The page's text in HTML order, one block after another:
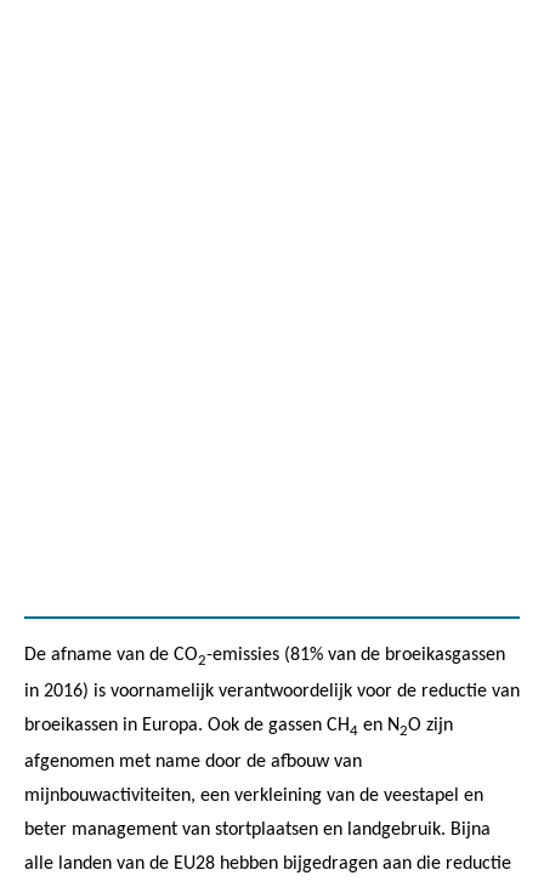
De afname van de CO2-emissies (81% van de broeikasgassen
in 2016) is voornamelijk verantwoordelijk voor de reductie van
broeikassen in Europa. Ook de gassen CH4 en N2O zijn
afgenomen met name door de afbouw van
mijnbouwactiviteiten, een verkleining van de veestapel en
beter management van stortplaatsen en landgebruik. Bijna
alle landen van de EU28 hebben bijgedragen aan die reductie